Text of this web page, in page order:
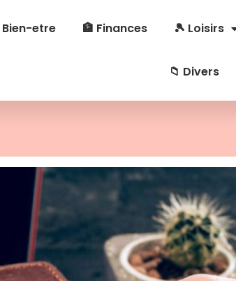
Bien-etre 🏦 Finances 🎾 Loisirs
📁 Divers